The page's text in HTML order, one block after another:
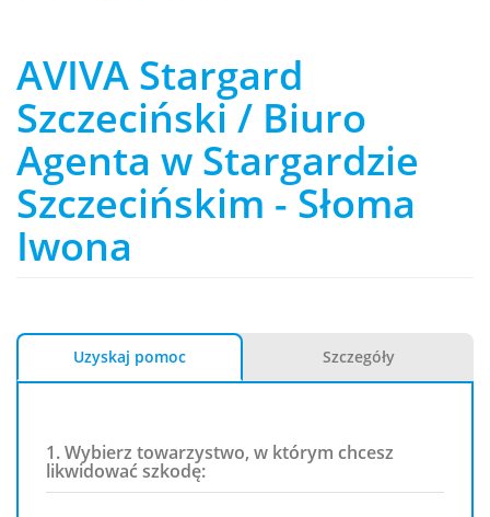
AVIVA Stargard
Szczeciński / Biuro
Agenta w Stargardzie
Szczecińskim - Słoma
Iwona
Uzyskaj pomoc Szczegóły
1. Wybierz towarzystwo, w którym chcesz
likwidować szkodę: